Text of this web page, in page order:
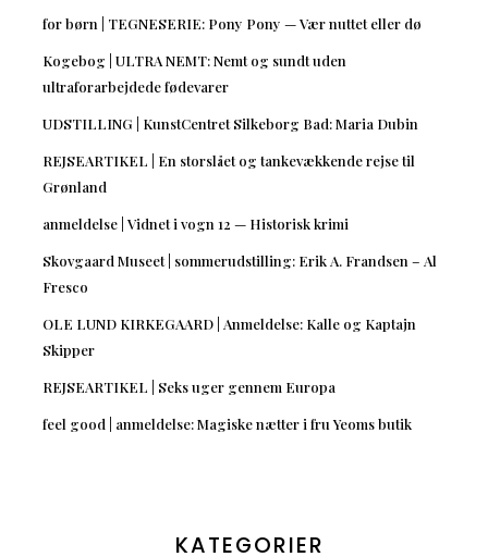
for børn | TEGNESERIE: Pony Pony — Vær nuttet eller dø
Kogebog | ULTRA NEMT: Nemt og sundt uden
ultraforarbejdede fødevarer
UDSTILLING | KunstCentret Silkeborg Bad: Maria Dubin
REJSEARTIKEL | En storslået og tankevækkende rejse til
Grønland
anmeldelse | Vidnet i vogn 12 — Historisk krimi
Skovgaard Museet | sommerudstilling: Erik A. Frandsen – Al
Fresco
OLE LUND KIRKEGAARD | Anmeldelse: Kalle og Kaptajn
Skipper
REJSEARTIKEL | Seks uger gennem Europa
feel good | anmeldelse: Magiske nætter i fru Yeoms butik
KATEGORIER